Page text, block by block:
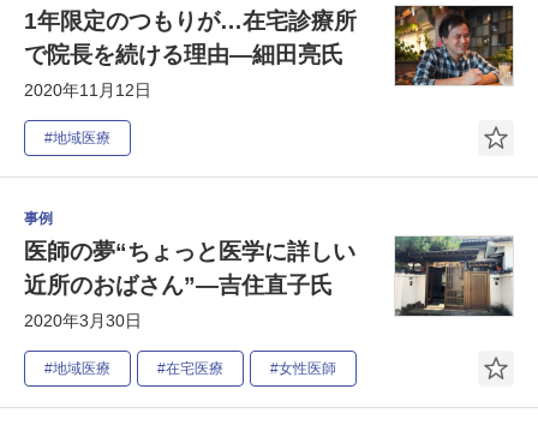
1年限定のつもりが…在宅診療所
で院長を続ける理由―細田亮氏
2020年11月12日
#地域医療
事例
医師の夢“ちょっと医学に詳しい
近所のおばさん”―吉住直子氏
2020年3月30日
#地域医療 #在宅医療 #女性医師